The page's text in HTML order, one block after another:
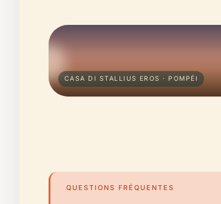
CASA DI STALLIUS EROS · POMPÉI
QUESTIONS FRÉQUENTES